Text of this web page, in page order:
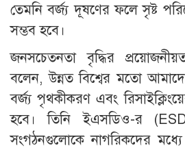
তেমনি বর্জ্য দূষণের ফলে সৃষ্ট
সম্ভব হবে।
জনসচেতনতা বৃদ্ধির
বলেন, উন্নত বিশ্বের মতো
বর্জ্য পৃথকীকরণ এবং
হবে। তিনি ইএসডিও-র
সংগঠনগুলোকে নাগরিকদের